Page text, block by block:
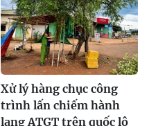
Xử lý hàng chục công
trình lấn chiếm hành
lang ATGT trên quốc lộ